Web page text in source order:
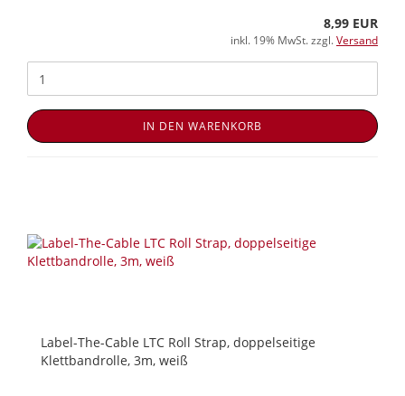
8,99 EUR
inkl. 19% MwSt. zzgl.Versand
IN DEN WARENKORB
Label-The-Cable LTC Roll Strap, doppelseitige
Klettbandrolle, 3m, weiß